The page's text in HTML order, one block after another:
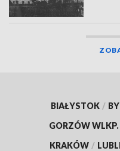
BIAŁYSTOK /
GORZÓW WLKP.
KRAKÓW /